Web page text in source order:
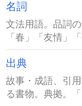
名詞
文法用語。品詞
「春」「友情」
出典
故事・成語、引
る書物。典拠。